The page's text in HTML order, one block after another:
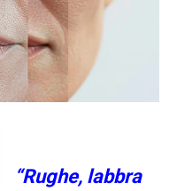
“Rughe, labbra